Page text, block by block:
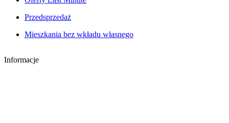
Przedsprzedaż
Mieszkania bez wkładu własnego
Informacje